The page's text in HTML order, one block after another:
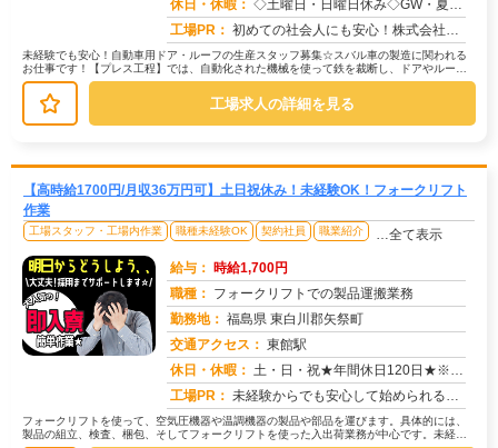
休日・休暇： ◇土曜日・日曜日休み◇GW・夏季・年末年始休暇あり
工場PR： 初めての社会人にも安心！株式会社京栄センターで新しい一歩を踏み出してみませんか？☆初期費用0円で家具付き寮に入寮可...
未経験でも安心！自動車用ドア・ルーフの生産スタッフ募集☆スバル車の製造に関われる
お仕事です！【プレス工程】では、自動化された機械を使って鉄を裁断し、ドアやルーフ
などの部品を成型します。機械の操作...
工場求人の詳細を見る
【高時給1700円/月収36万円可】土日祝休み！未経験OK！フォークリフト
作業
工場スタッフ・工場内作業 職種未経験OK 契約社員 職業紹介 …全て表示
給与： 時給1,700円
職種： フォークリフトでの製品運搬業務
勤務地： 福島県 東白川郡矢祭町
交通アクセス： 東館駅
休日・休暇： 土・日・祝★年間休日120日★※会社カレンダーによる※祝日のある週はその週の土曜が通常出勤日になる場合あり。【その...
工場PR： 未経験からでも安心して始められるお仕事です！☆充実のサポート体制で、不安を解消！→経験・学歴・スキルは一切不問です...
フォークリフトを使って、空気圧機器や温調機器の製品や部品を運びます。具体的には、
製品の組立、検査、梱包、そしてフォークリフトを使った入出荷業務が中心です。未経験